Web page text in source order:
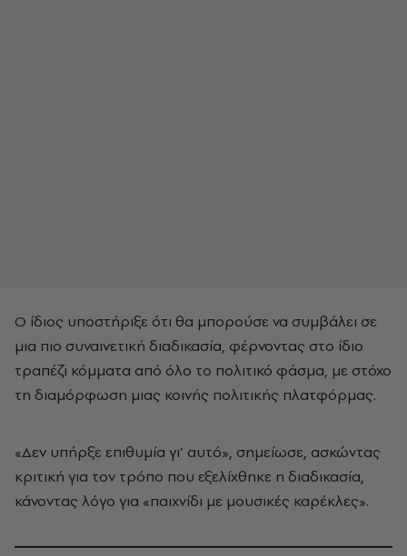
Ο ίδιος υποστήριξε ότι θα μπορούσε να συμβάλει σε
μια πιο συναινετική διαδικασία, φέρνοντας στο ίδιο
τραπέζι κόμματα από όλο το πολιτικό φάσμα, με στόχο
τη διαμόρφωση μιας κοινής πολιτικής πλατφόρμας.
«Δεν υπήρξε επιθυμία γι’ αυτό», σημείωσε, ασκώντας
κριτική για τον τρόπο που εξελίχθηκε η διαδικασία,
κάνοντας λόγο για «παιχνίδι με μουσικές καρέκλες».